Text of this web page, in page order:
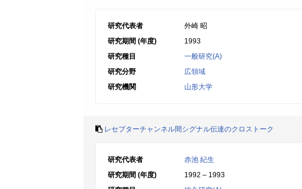
研究代表者
外崎 昭
研究期間 (年度)
1993
研究種目
一般研究(A)
研究分野
広領域
研究機関
山形大学
レセプターチャンネル間シグナル伝達のクロストーク
研究代表者
赤池 紀生
研究期間 (年度)
1992 – 1993